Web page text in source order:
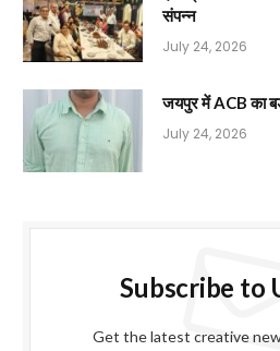
संपन्न
July 24, 2026
जयपुर में ACB का
July 24, 2026
Subscribe to
Get the latest creative